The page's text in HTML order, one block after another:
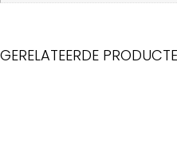
GERELATEERDE